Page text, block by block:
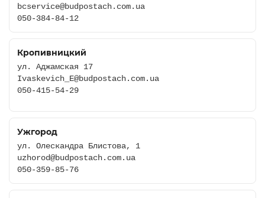
bcservice@budpostach.com.ua
050-384-84-12
Кропивницкий
ул. Аджамская 17
Ivaskevich_E@budpostach.com.ua
050-415-54-29
Ужгород
ул. Олескандра Блистова, 1
uzhorod@budpostach.com.ua
050-359-85-76